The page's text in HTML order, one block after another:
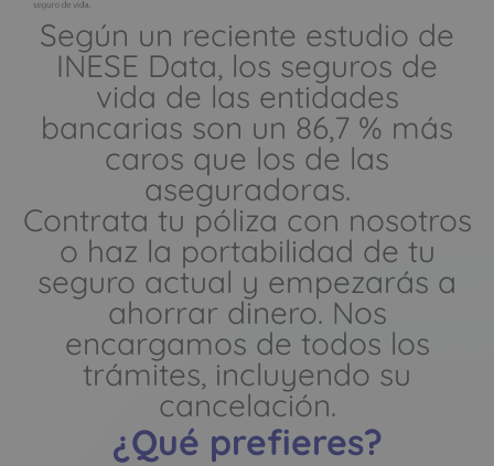
Según un reciente estudio de
INESE Data, los seguros de
vida de las entidades
bancarias son un 86,7 % más
caros que los de las
aseguradoras.
Contrata tu póliza con nosotros
o haz la portabilidad de tu
seguro actual y empezarás a
ahorrar dinero. Nos
encargamos de todos los
trámites, incluyendo su
cancelación.
¿Qué prefieres?